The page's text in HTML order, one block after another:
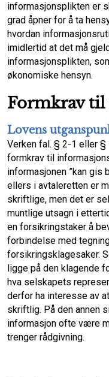
informasjonsplikten er
grad åpner for å ta
hvordan
imidlertid at det må
informasjonsplikten,
økonomiske hensyn.
Formkrav
Lovens
Verken fal. § 2-1 eller
formkrav til
informasjonen ”kan gis
ellers i avtaleretten er
skriftlige, men det er
muntlige utsagn i
en forsikringstaker å
forbindelse med
forsikringsklagesaker.
ligge på den klagende
hva selskapets
derfor ha interesse av
skriftlig. På den annen
informasjon ofte være
trenger rådgivning.